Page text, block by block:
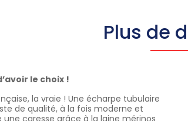
Plus de
le choix !
la vraie ! Une écharpe tubulaire
de qualité, à la fois moderne et
caresse grâce à la laine mérinos